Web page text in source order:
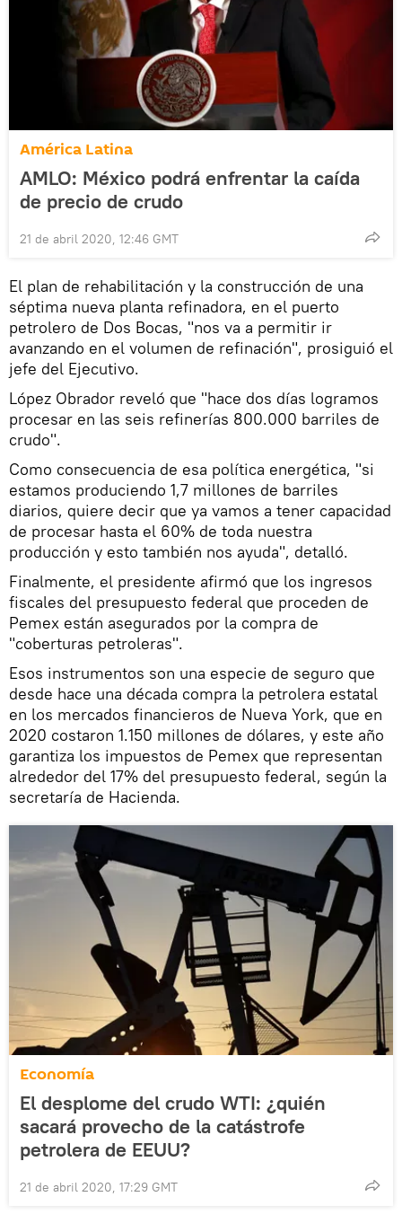
América Latina
AMLO: México podrá enfrentar la caída
de precio de crudo
21 de abril 2020, 12:46 GMT
El plan de rehabilitación y la construcción de una
séptima nueva planta refinadora, en el puerto
petrolero de Dos Bocas, "nos va a permitir ir
avanzando en el volumen de refinación", prosiguió el
jefe del Ejecutivo.
López Obrador reveló que "hace dos días logramos
procesar en las seis refinerías 800.000 barriles de
crudo".
Como consecuencia de esa política energética, "si
estamos produciendo 1,7 millones de barriles
diarios, quiere decir que ya vamos a tener capacidad
de procesar hasta el 60% de toda nuestra
producción y esto también nos ayuda", detalló.
Finalmente, el presidente afirmó que los ingresos
fiscales del presupuesto federal que proceden de
Pemex están asegurados por la compra de
"coberturas petroleras".
Esos instrumentos son una especie de seguro que
desde hace una década compra la petrolera estatal
en los mercados financieros de Nueva York, que en
2020 costaron 1.150 millones de dólares, y este año
garantiza los impuestos de Pemex que representan
alrededor del 17% del presupuesto federal, según la
secretaría de Hacienda.
Economía
El desplome del crudo WTI: ¿quién
sacará provecho de la catástrofe
petrolera de EEUU?
21 de abril 2020, 17:29 GMT